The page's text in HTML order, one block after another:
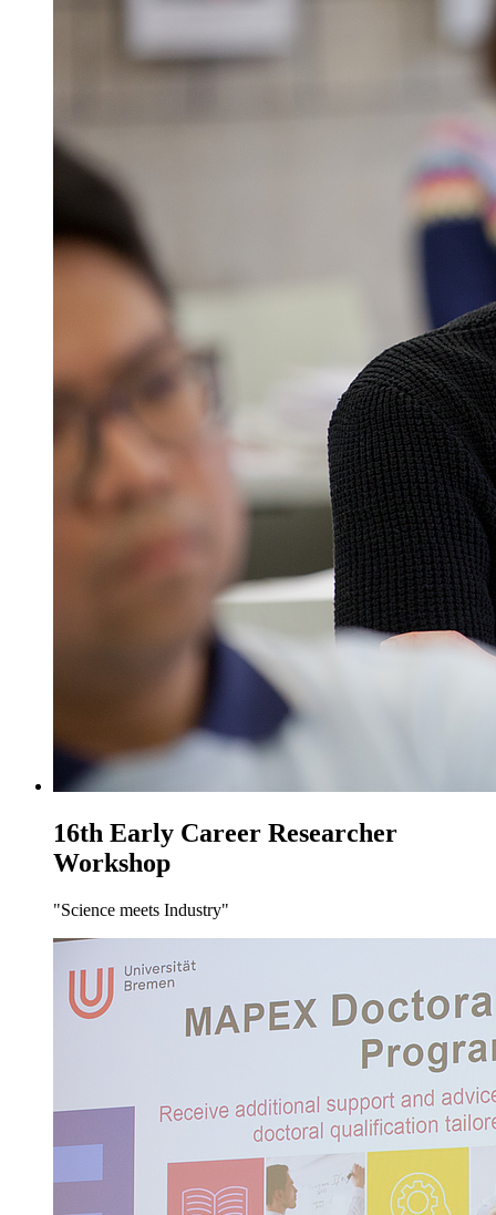
16th Early Career Researcher
Workshop
"Science meets Industry"